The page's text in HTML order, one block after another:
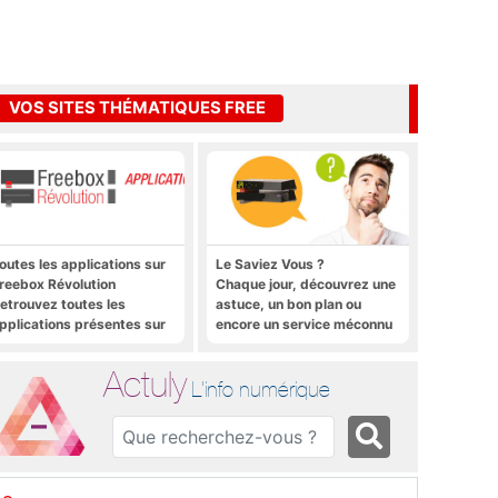
VOS SITES THÉMATIQUES FREE
les applications sur
Révolution
toutes les
présentes sur
Le Saviez Vous ?
Chaque jour, découvrez une
astuce, un bon plan ou
encore un service méconnu
Actuly L'info numérique